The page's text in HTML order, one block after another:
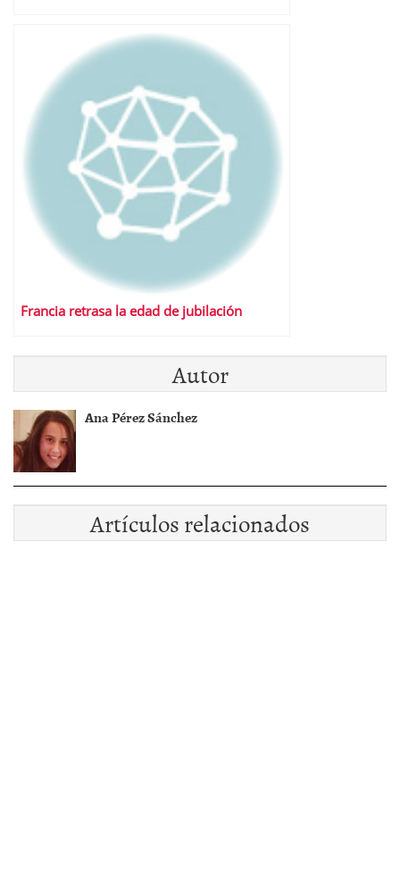
Francia retrasa la edad de jubilación
Autor
Ana Pérez Sánchez
Artículos relacionados